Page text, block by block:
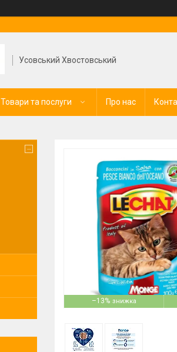
Усовський Хвостовський
Товари та послуги Про нас
–13%